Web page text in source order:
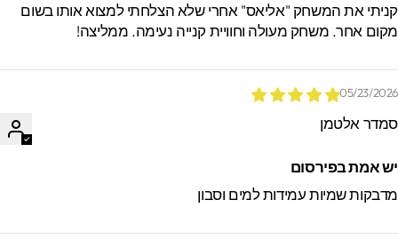
את המשחק "אליאס" אחרי שלא הצלחתי למצוא אותו בשום
אחר. משחק מעולה וחוויית קנייה נעימה. ממליצה!
05/23/
אלטמן
אמת בפירסום
שמיות עמידות למים וסבון